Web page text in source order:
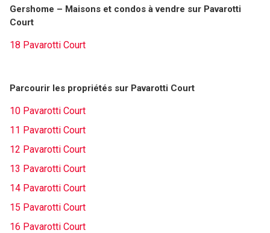
Gershome – Maisons et condos à vendre sur Pavarotti
Court
18 Pavarotti Court
Parcourir les propriétés sur Pavarotti Court
10 Pavarotti Court
11 Pavarotti Court
12 Pavarotti Court
13 Pavarotti Court
14 Pavarotti Court
15 Pavarotti Court
16 Pavarotti Court